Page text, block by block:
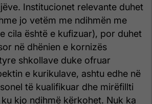
Institucionet relevante duhet
jo vetëm me ndihmën me
cila është e kufizuar), por duhet
në dhënien e kornizës
shkollave duke ofruar
e kurikulave, ashtu edhe në
të kualifikuar dhe mirëfillti
kjo ndihmë kërkohet. Nuk ka